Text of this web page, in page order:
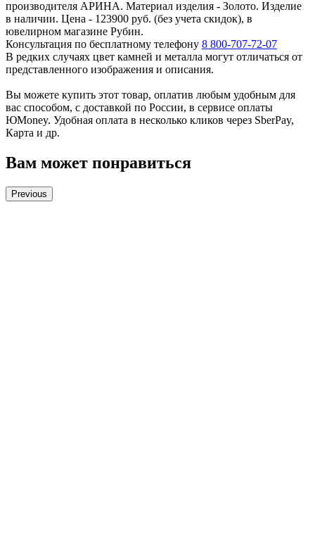
производителя АРИНА. Материал изделия - Золото. Изделие
в наличии. Цена - 123900 руб. (без учета скидок), в
ювелирном магазине Рубин.
Консультация по бесплатному телефону 8 800-707-72-07
В редких случаях цвет камней и металла могут отличаться от
представленного изображения и описания.
Вы можете купить этот товар, оплатив любым удобным для
вас способом, с доставкой по России, в сервисе оплаты
ЮMoney. Удобная оплата в несколько кликов через SberPay,
Карта и др.
Вам может понравиться
Previous